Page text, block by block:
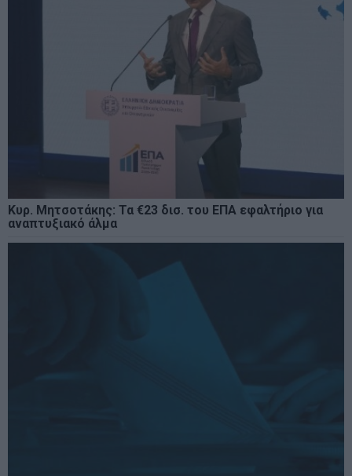
Κυρ. Μητσοτάκης: Τα €23 δισ. του ΕΠΑ εφαλτήριο για
αναπτυξιακό άλμα